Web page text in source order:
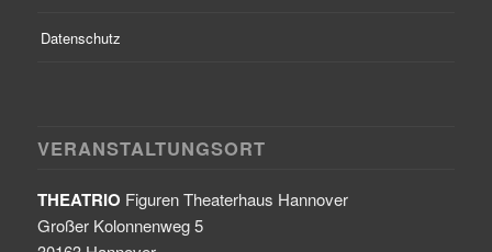
Datenschutz
VERANSTALTUNGSORT
THEATRIO Figuren Theaterhaus Hannover
Großer Kolonnenweg 5